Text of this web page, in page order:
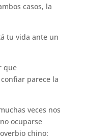
casos, la
tu vida ante un
que
parece la
veces nos
ocuparse
chino: